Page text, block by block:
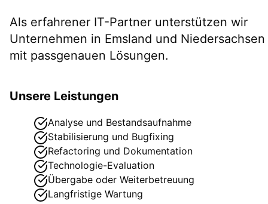
Als erfahrener IT-Partner unterstützen wir
Unternehmen in Emsland und Niedersachsen
mit passgenauen Lösungen.
Unsere Leistungen
Analyse und Bestandsaufnahme
Stabilisierung und Bugfixing
Refactoring und Dokumentation
Technologie-Evaluation
Übergabe oder Weiterbetreuung
Langfristige Wartung